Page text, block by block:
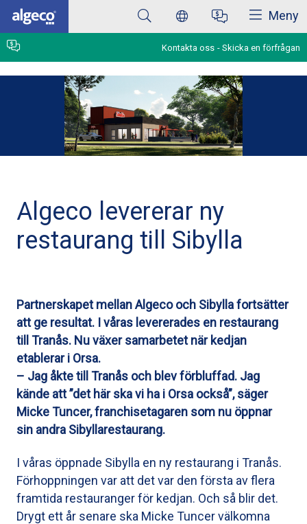
Hoppa
huvudinnehåll
Meny
Kontakta oss Skicka en förfrågan
Algeco levererar ny
restaurang till Sibylla
Partnerskapet mellan Algeco och Sibylla fortsätter
att ge resultat. I våras levererades en restaurang
till Tranås. Nu växer samarbetet när kedjan
etablerar i Orsa.
– Jag åkte till Tranås och blev förbluffad. Jag
kände att ”det här ska vi ha i Orsa också”, säger
Micke Tuncer, franchisetagaren som nu öppnar
sin andra Sibyllarestaurang.
I våras öppnade Sibylla en ny restaurang i Tranås.
Förhoppningen var att det var den första av flera
framtida restauranger för kedjan. Och så blir det.
Drygt ett år senare ska Micke Tuncer välkomna